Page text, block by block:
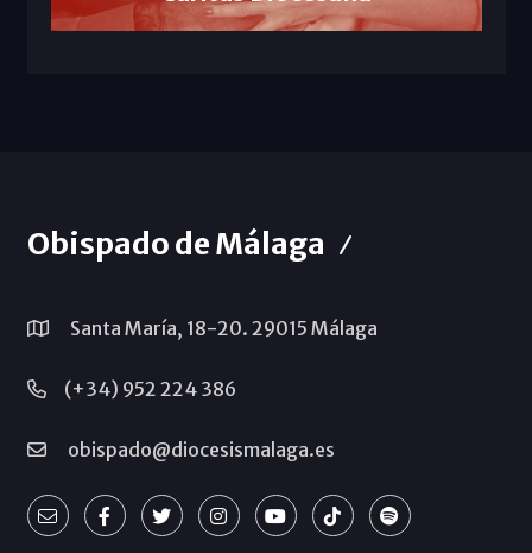
Obispado de Málaga
Santa María, 18-20. 29015 Málaga
(+34) 952 224 386
obispado@diocesismalaga.es